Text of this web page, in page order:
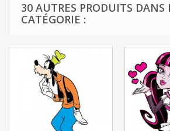
30 AUTRES PRODUITS DANS
CATÉGORIE :